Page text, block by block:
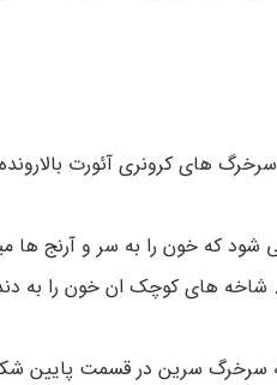
در حدود 2 اینچ طول دارد . سرخرگ های کرونری
که خون را به سر و آرنج ها
شاخه های کوچک ان خون را به
سرخرگ سرین در قسمت پایین